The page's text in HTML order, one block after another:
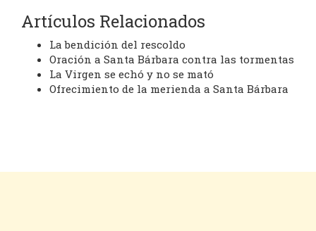
Artículos Relacionados
La bendición del rescoldo
Oración a Santa Bárbara contra las tormentas
La Virgen se echó y no se mató
Ofrecimiento de la merienda a Santa Bárbara